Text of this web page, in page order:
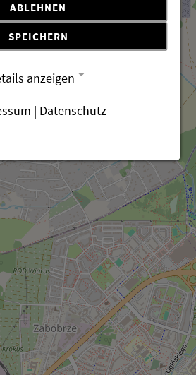
ABLEHNEN
SPEICHERN
anzeigen
| Datenschutz